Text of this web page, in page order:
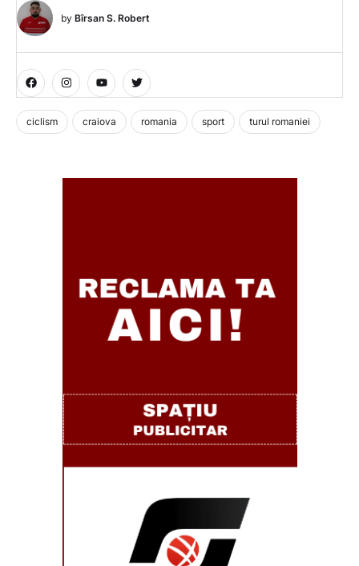
by Bîrsan S. Robert
ciclism craiova romania sport turul romaniei